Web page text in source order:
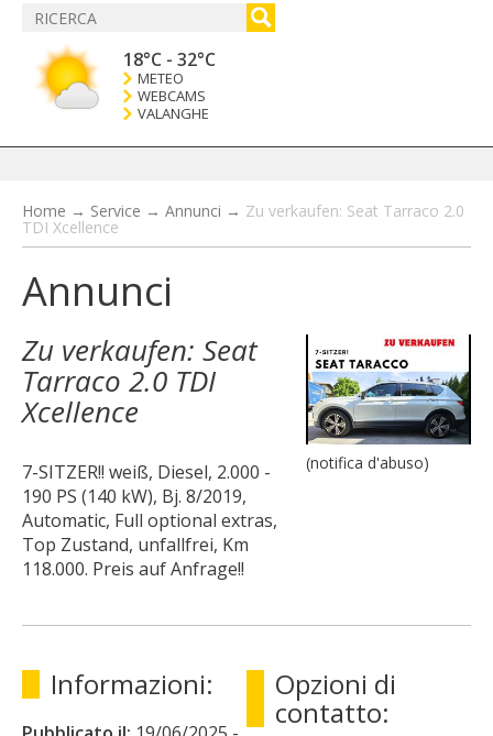
18°C - 32°C
METEO
WEBCAMS
VALANGHE
Home → Service → Annunci → Zu verkaufen: Seat Tarraco 2.0
TDI Xcellence
Annunci
Zu verkaufen: Seat
Tarraco 2.0 TDI
Xcellence
7-SITZER!! weiß, Diesel, 2.000 -
190 PS (140 kW), Bj. 8/2019,
Automatic, Full optional extras,
Top Zustand, unfallfrei, Km
118.000. Preis auf Anfrage!!
(notifica d'abuso)
Informazioni: Opzioni di
contatto: